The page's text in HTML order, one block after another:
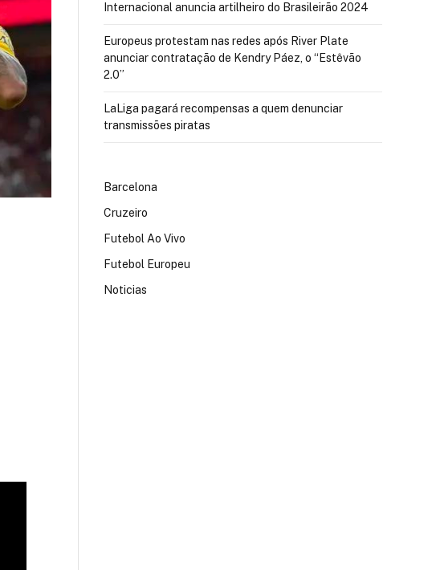
Internacional anuncia artilheiro do Brasileirão 2024
Europeus protestam nas redes após River Plate
anunciar contratação de Kendry Páez, o “Estêvão
2.0”
LaLiga pagará recompensas a quem denunciar
transmissões piratas
Barcelona
Cruzeiro
Futebol Ao Vivo
Futebol Europeu
Noticias